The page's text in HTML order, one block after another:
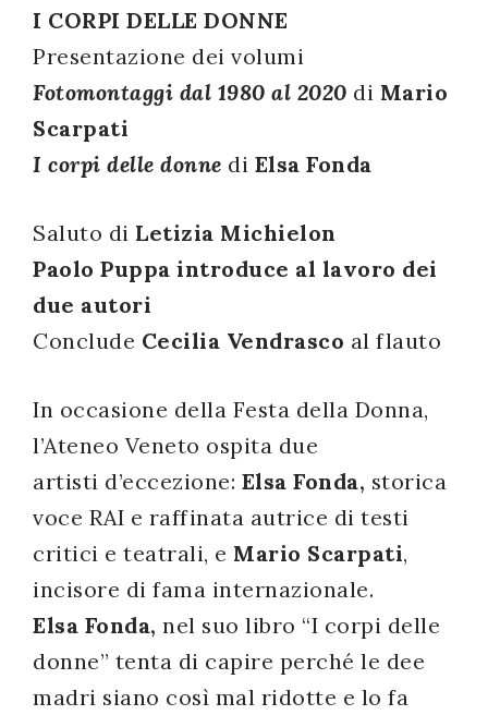
I CORPI DELLE DONNE
Presentazione dei volumi
Fotomontaggi dal 1980 al 2020 di Mario
Scarpati
I corpi delle donne di Elsa Fonda
Saluto di Letizia Michielon
Paolo Puppa introduce al lavoro dei
due autori
Conclude Cecilia Vendrasco al flauto
In occasione della Festa della Donna,
l’Ateneo Veneto ospita due
artisti d’eccezione: Elsa Fonda, storica
voce RAI e raffinata autrice di testi
critici e teatrali, e Mario Scarpati,
incisore di fama internazionale.
Elsa Fonda, nel suo libro “I corpi delle
donne” tenta di capire perché le dee
madri siano così mal ridotte e lo fa
Registrazione
avvenuta con
successo!